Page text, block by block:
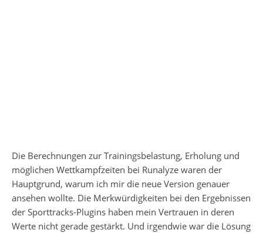
Die Berechnungen zur Trainingsbelastung, Erholung und
möglichen Wettkampfzeiten bei Runalyze waren der
Hauptgrund, warum ich mir die neue Version genauer
ansehen wollte. Die Merkwürdigkeiten bei den Ergebnissen
der Sporttracks-Plugins haben mein Vertrauen in deren
Werte nicht gerade gestärkt. Und irgendwie war die Lösung